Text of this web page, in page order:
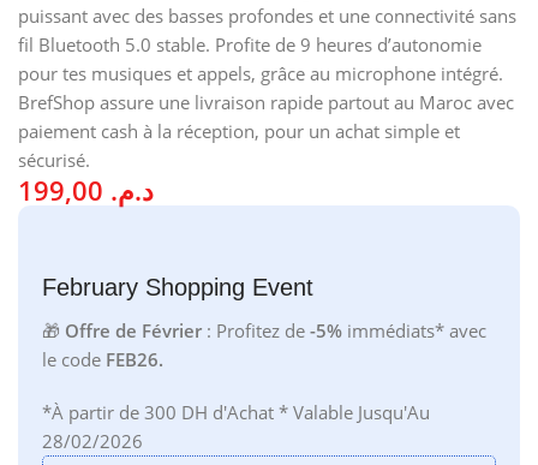
puissant avec des basses profondes et une connectivité sans
fil Bluetooth 5.0 stable. Profite de 9 heures d’autonomie
pour tes musiques et appels, grâce au microphone intégré.
BrefShop assure une livraison rapide partout au Maroc avec
paiement cash à la réception, pour un achat simple et
sécurisé.
د.م.
February Shopping Event
🎁 Offre de Février : Profitez de -5% immédiats* avec
le code FEB26.
*À partir de 300 DH d'Achat * Valable Jusqu'Au
28/02/2026